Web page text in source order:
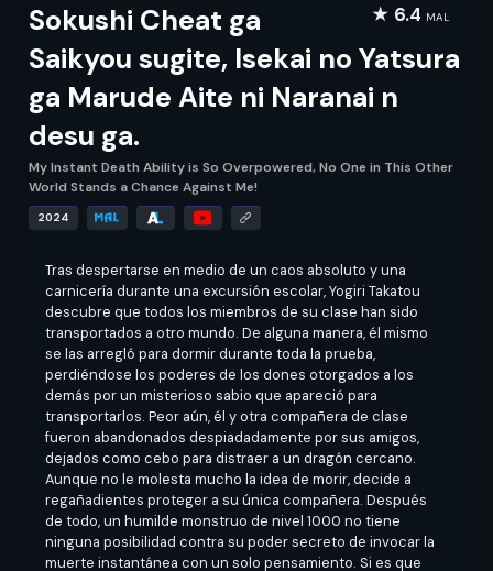
★ 6.4 MAL
Sokushi Cheat ga
Saikyou sugite, Isekai no Yatsura
ga Marude Aite ni Naranai n
desu ga.
My Instant Death Ability is So Overpowered, No One in This Other
World Stands a Chance Against Me!
2024
Tras despertarse en medio de un caos absoluto y una
carnicería durante una excursión escolar, Yogiri Takatou
descubre que todos los miembros de su clase han sido
transportados a otro mundo. De alguna manera, él mismo
se las arregló para dormir durante toda la prueba,
perdiéndose los poderes de los dones otorgados a los
demás por un misterioso sabio que apareció para
transportarlos. Peor aún, él y otra compañera de clase
fueron abandonados despiadadamente por sus amigos,
dejados como cebo para distraer a un dragón cercano.
Aunque no le molesta mucho la idea de morir, decide a
regañadientes proteger a su única compañera. Después
de todo, un humilde monstruo de nivel 1000 no tiene
ninguna posibilidad contra su poder secreto de invocar la
muerte instantánea con un solo pensamiento. Si es que